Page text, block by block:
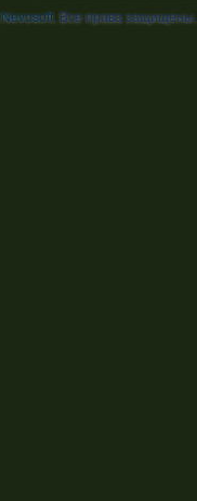
Nevosoft. Все права защищены